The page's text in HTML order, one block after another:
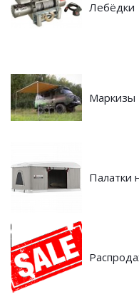
Лебёдки
Маркизы
Палатки